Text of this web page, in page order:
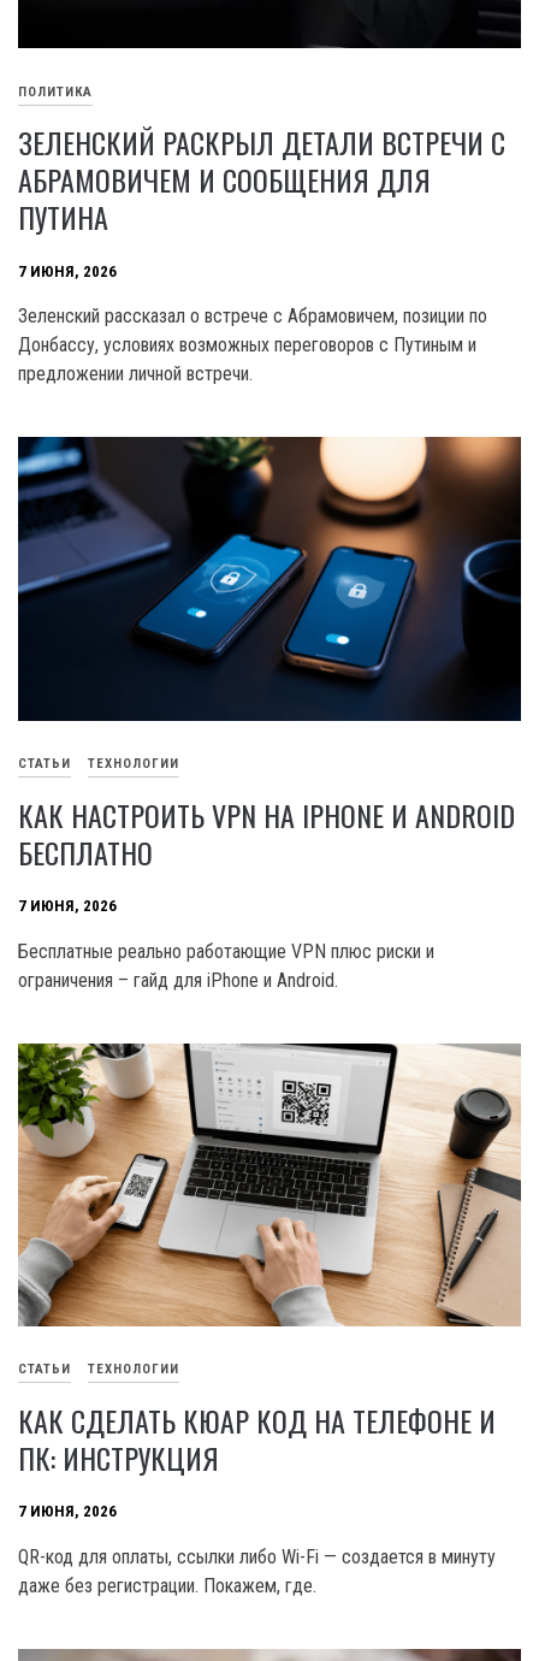
ПОЛИТИКА
ЗЕЛЕНСКИЙ РАСКРЫЛ ДЕТАЛИ ВСТРЕЧИ С
АБРАМОВИЧЕМ И СООБЩЕНИЯ ДЛЯ
ПУТИНА
7 ИЮНЯ, 2026
Зеленский рассказал о встрече с Абрамовичем, позиции по
Донбассу, условиях возможных переговоров с Путиным и
предложении личной встречи.
СТАТЬИ ТЕХНОЛОГИИ
КАК НАСТРОИТЬ VPN НА IPHONE И ANDROID
БЕСПЛАТНО
7 ИЮНЯ, 2026
Бесплатные реально работающие VPN плюс риски и
ограничения – гайд для iPhone и Android.
СТАТЬИ ТЕХНОЛОГИИ
КАК СДЕЛАТЬ КЮАР КОД НА ТЕЛЕФОНЕ И
ПК: ИНСТРУКЦИЯ
7 ИЮНЯ, 2026
QR-код для оплаты, ссылки либо Wi-Fi — создается в минуту
даже без регистрации. Покажем, где.